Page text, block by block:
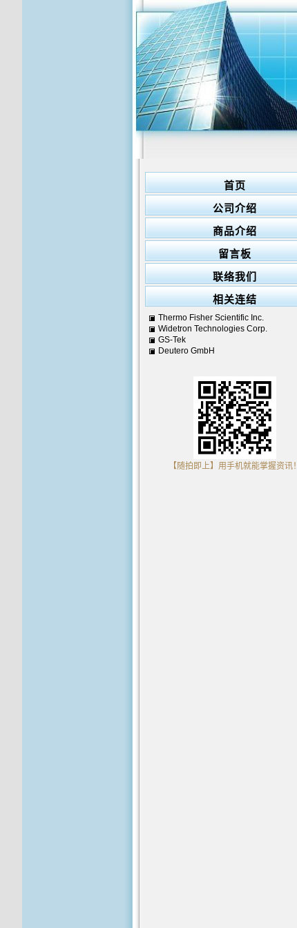
首页
公司介绍
商品介绍
留言板
联络我们
相关连结
Thermo Fisher Scientific Inc.
Widetron Technologies Corp.
GS-Tek
Deutero GmbH
【随拍即上】用手机就能掌握资讯！